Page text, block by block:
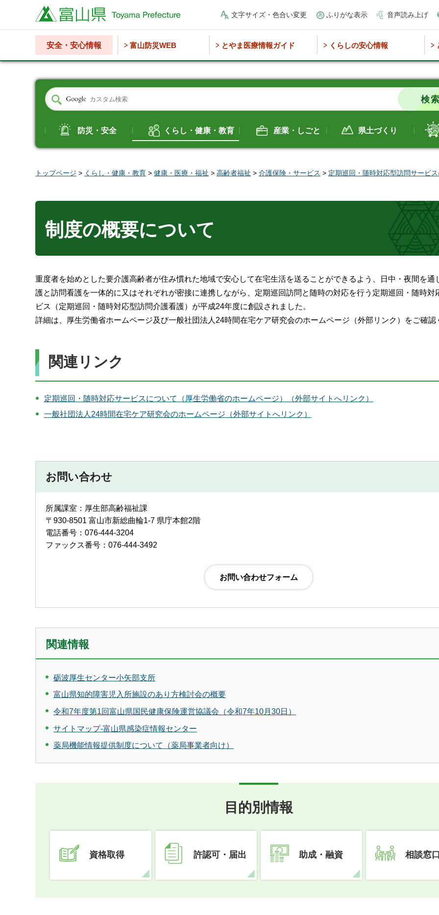
富山県 文字サイズ・色合い変更 ふりがな表示 音声読み上げ
安全・安心情報 富山防災WEB とやま医療情報ガイド くらしの安心情報
防災・安全 くらし・健康・教育 産業・しごと 県土づくり
トップページ > くらし・健康・教育 > 健康・医療・福祉 > 高齢者福祉 > 介護保険・サービス > 定期巡回・随時対応型訪問サービ
制度の概要について
重度者を始めとした要介護高齢者が住み慣れた地域で安心して在宅生活を送ることができるよう、日中・夜間を通
護と訪問看護を一体的に又はそれぞれが密接に連携しながら、定期巡回訪問と随時の対応を行う定期巡回・随時対
ビス（定期巡回・随時対応型訪問介護看護）が平成24年度に創設されました。
詳細は、厚生労働省ホームページ及び一般社団法人24時間在宅ケア研究会のホームページ（外部リンク）をご確認
関連リンク
定期巡回・随時対応サービスについて（厚生労働省のホームページ）（外部サイトへリンク）
一般社団法人24時間在宅ケア研究会のホームページ（外部サイトへリンク）
お問い合わせ
所属課室：厚生部高齢福祉課
〒930-8501 富山市新総曲輪1-7 県庁本館2階
電話番号：076-444-3204
ファックス番号：076-444-3492
関連情報
砺波厚生センター小矢部支所
富山県知的障害児入所施設のあり方検討会の概要
令和7年度第1回富山県国民健康保険運営協議会（令和7年10月30日）
サイトマップ-富山県感染症情報センター
薬局機能情報提供制度について（薬局事業者向け）
目的別情報
資格取得 許認可・届出 助成・融資 相談窓